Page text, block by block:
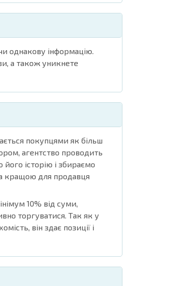
однакову інформацію.
а також уникнете
покупцями як більш
агентство проводить
історію і збираємо
кращою для продавця
10% від суми,
торгуватися. Так як у
він здає позиції і